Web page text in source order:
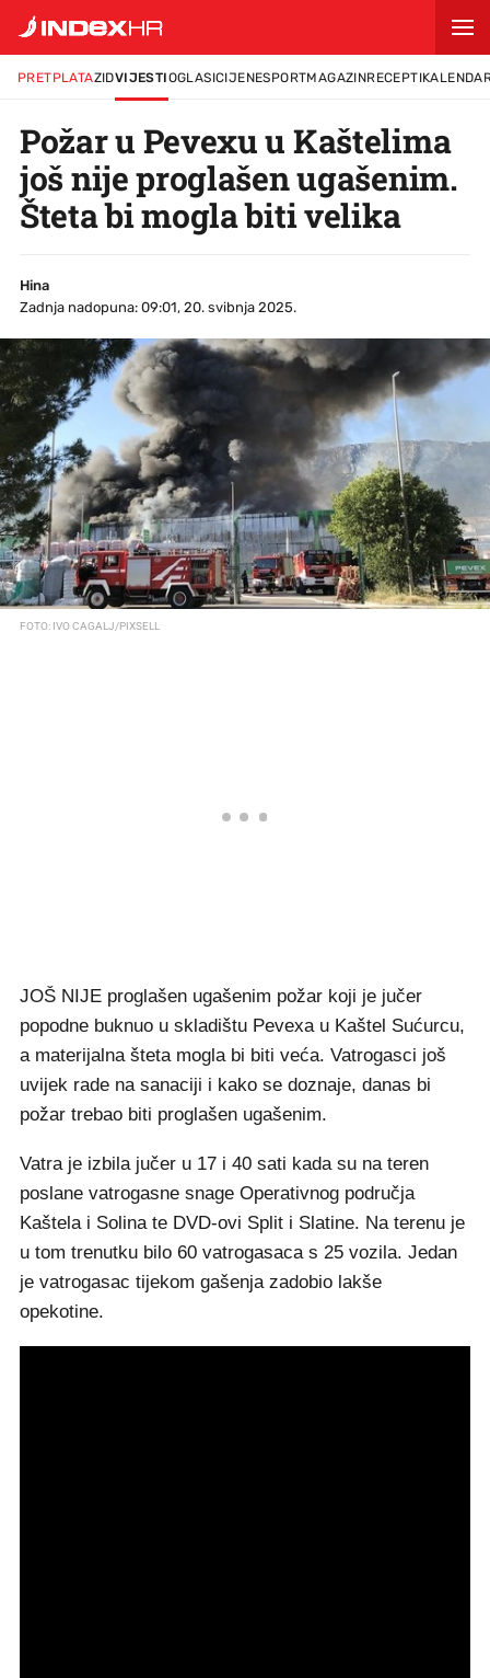
PRETPLATAZIDVIJESTIOGLASICIJENESPORTMAGAZINRECEPTI
Požar u Pevexu u Kaštelima
još nije proglašen ugašenim.
Šteta bi mogla biti velika
Hina
Zadnja nadopuna: 09:01, 20. svibnja 2025.
FOTO: IVO CAGALJ/PIXSELL
JOŠ NIJE proglašen ugašenim požar koji je jučer
popodne buknuo u skladištu Pevexa u Kaštel Sućurcu,
a materijalna šteta mogla bi biti veća. Vatrogasci još
uvijek rade na sanaciji i kako se doznaje, danas bi
požar trebao biti proglašen ugašenim.
Vatra je izbila jučer u 17 i 40 sati kada su na teren
poslane vatrogasne snage Operativnog područja
Kaštela i Solina te DVD-ovi Split i Slatine. Na terenu je
u tom trenutku bilo 60 vatrogasaca s 25 vozila. Jedan
je vatrogasac tijekom gašenja zadobio lakše
opekotine.